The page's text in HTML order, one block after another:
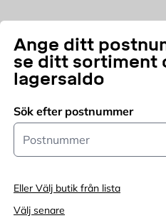
Ange ditt
se ditt sortiment
lagersaldo
Sök efter postnummer
Postnummer
Eller Välj butik från lista
Välj senare
Välj butik
Välj butik för att se
Köp online, boka leverans
159 KR